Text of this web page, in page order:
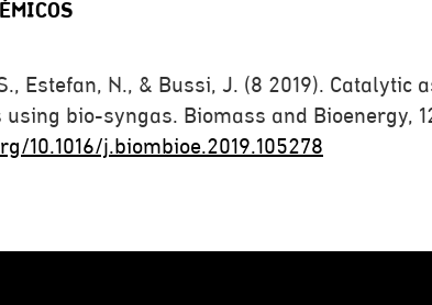
Estefan, N., & Bussi, J. (8 2019).
bio-syngas. Biomass and Bioenergy,
10.1016/j.biombioe.2019.105278